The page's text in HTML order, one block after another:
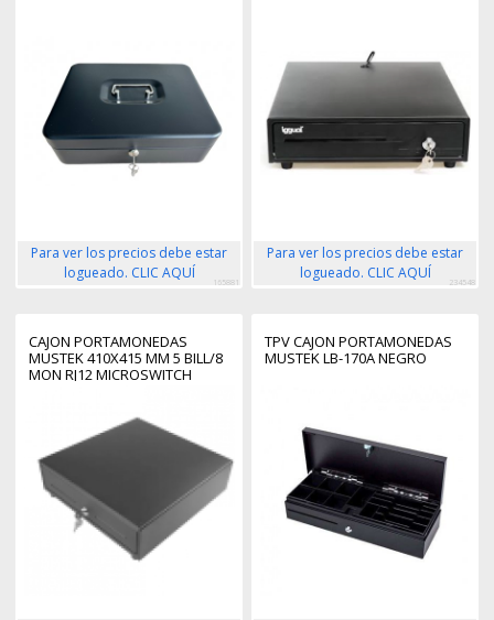
Para ver los precios debe estar
logueado. CLIC AQUÍ
165881
Para ver los precios debe estar
logueado. CLIC AQUÍ
234548
CAJON PORTAMONEDAS
MUSTEK 410X415 MM 5 BILL/8
MON RJ12 MICROSWITCH
TPV CAJON PORTAMONEDAS
MUSTEK LB-170A NEGRO